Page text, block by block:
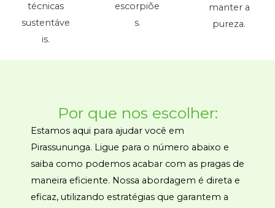
técnicas
sustentáve
is.
escorpiõe
s.
manter a
pureza.
Por que nos escolher:
Estamos aqui para ajudar você em
Pirassununga. Ligue para o número abaixo e
saiba como podemos acabar com as pragas de
maneira eficiente. Nossa abordagem é direta e
eficaz, utilizando estratégias que garantem a